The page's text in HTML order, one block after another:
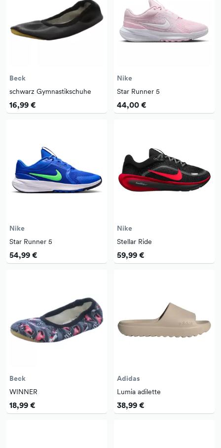
Beck
schwarz Gymnastikschuhe
16,99 €
Nike
Star Runner 5
44,00 €
Nike
Star Runner 5
54,99 €
Nike
Stellar Ride
59,99 €
Beck
WINNER
18,99 €
Adidas
Lumia adilette
38,99 €